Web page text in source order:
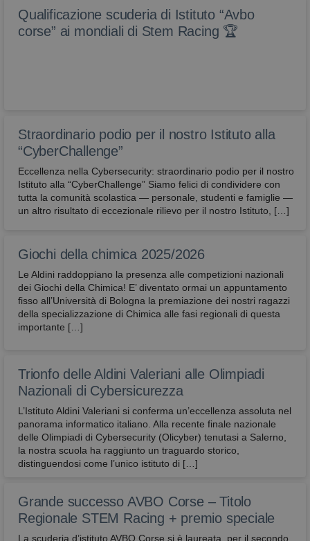
Qualificazione scuderia di Istituto “Avbo
corse” ai mondiali di Stem Racing 🏆
Straordinario podio per il nostro Istituto alla
“CyberChallenge”
Eccellenza nella Cybersecurity: straordinario podio per il nostro
Istituto alla “CyberChallenge” Siamo felici di condividere con
tutta la comunità scolastica — personale, studenti e famiglie —
un altro risultato di eccezionale rilievo per il nostro Istituto, […]
Giochi della chimica 2025/2026
Le Aldini raddoppiano la presenza alle competizioni nazionali
dei Giochi della Chimica! E’ diventato ormai un appuntamento
fisso all’Università di Bologna la premiazione dei nostri ragazzi
della specializzazione di Chimica alle fasi regionali di questa
importante […]
Trionfo delle Aldini Valeriani alle Olimpiadi
Nazionali di Cybersicurezza
L’Istituto Aldini Valeriani si conferma un’eccellenza assoluta nel
panorama informatico italiano. Alla recente finale nazionale
delle Olimpiadi di Cybersecurity (Olicyber) tenutasi a Salerno,
la nostra scuola ha raggiunto un traguardo storico,
distinguendosi come l’unico istituto di […]
Grande successo AVBO Corse – Titolo
Regionale STEM Racing + premio speciale
La scuderia d’istituto AVBO Corse si è laureata, per il secondo